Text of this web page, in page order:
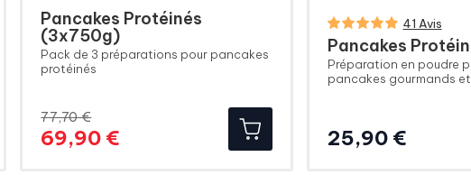
Pancakes Protéinés
(3x750g)
Pack de 3 préparations pour pancakes
protéinés
77,70 €
69,90 €Prix
de
Prix
41 Avis
Pancakes
Préparation en poudre
pancakes gourmands
25,90 €Prix